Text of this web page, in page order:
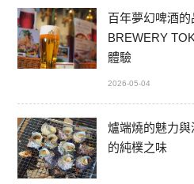
百年夢幻啤酒
BREWERY
體驗
2026-05-04
爐端燒的魅力
的純樸之味